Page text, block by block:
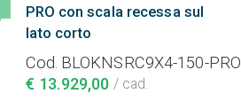
PRO con scala recessa sul
lato corto
Cod. BLOKNSRC9X4-150-PRO
€ 13.929,00 / cad.